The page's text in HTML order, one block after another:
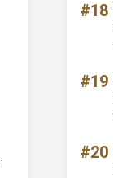
#18
#19
#20